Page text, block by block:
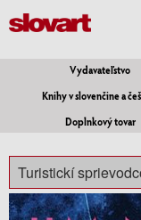
Vydavateľstvo
Knihy v slovenčine a
Doplnkový tovar